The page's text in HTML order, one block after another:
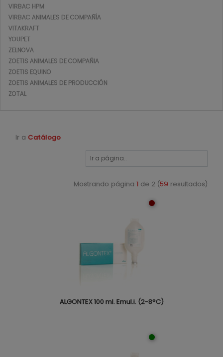
Ir a Catálogo
Mostrando página 1 de 2 (59 resultados)
ALGONTEX 100 ml. Emul.i. (2-8°C)
VIRBAC HPM
VIRBAC ANIMALES DE COMPAÑÍA
VITAKRAFT
YOUPET
ZELNOVA
ZOETIS ANIMALES DE COMPAÑIA
ZOETIS EQUINO
ZOETIS ANIMALES DE PRODUCCIÓN
ZOTAL